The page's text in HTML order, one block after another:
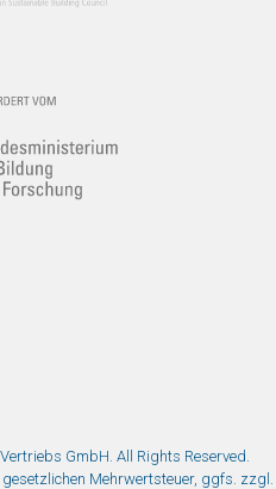
GmbH. All Rights Reserved.
Mehrwertsteuer, ggfs. zzgl.